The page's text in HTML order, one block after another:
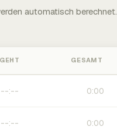
automatisch berechnet.
GEHT GESAMT
0:00
0:00